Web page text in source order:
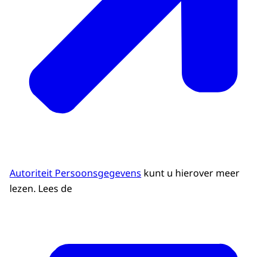
Autoriteit Persoonsgegevens kunt u hierover meer
lezen. Lees de